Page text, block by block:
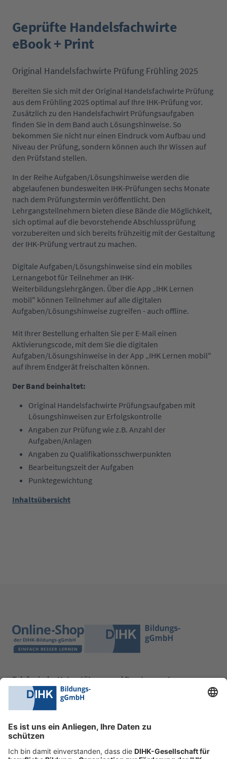
Geprüfte Handelsfachwirte
eBook + Print
Original Handelsfachwirte Prüfung Frühling 2025
Bereiten Sie sich mit der Original Handelsfachwirte Prüfung
aus dem Frühling 2025 optimal auf Ihre IHK-Prüfung vor.
Zusätzlich zu den Handelsfachwirt Prüfungsaufgaben
finden Sie in dem Band auch Lösungshinweise. So
bekommen Sie nicht nur einen Eindruck vom Aufbau und
Niveau der Prüfung, sondern können auch Ihr Wissen auf
den Prüfstand stellen.
In der Reihe Aufgaben/Lösungshinweise werden die
abgelaufenen bundesweiten IHK-Prüfungen sechs Monate
nach dem Prüfungstermin veröffentlicht. Den
Lehrgangsteilnehmern bieten diese Bände die Möglichkeit,
sich optimal auf die bevorstehende Abschlussprüfung
vorzubereiten und sich bereits frühzeitig mit der Gestaltung
der IHK-Prüfung vertraut zu machen.
Digitale Aufgaben/Lösungshinweise sind ein mobiles
Lernangebot für Teilnehmer an IHK-
Weiterbildungslehrgängen. Über die App „IHK Lernen
mobil" können Teilnehmer auf alle digitalen
Aufgaben/Lösungshinweise zugreifen - auch offline.
Mit Ihrer Bestellung erhalten Sie per E-Mail einen
Aktivierungscode, mit dem Sie die digitalen
Aufgaben/Lösungshinweise in der App „IHK Lernen mobil"
auf Ihrem Endgerät freischalten können.
Der Band beinhaltet:
Original Handelsfachwirte Prüfungsaufgaben mit
Lösungshinweisen zur Erfolgskontrolle
Angaben zur Prüfung wie z.B. Anzahl der
Aufgaben/Anlagen
Angaben zu Qualifikationsschwerpunkten
Bearbeitungszeit der Aufgaben
Punktegewichtung
Inhaltsübersicht
Telefonische Unterstützung und Beratung unter:
0228 6205 205
Fr.:
09:00-14:00 Uhr
shop@dihk-bildung.shop